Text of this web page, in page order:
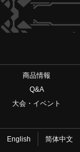
商品情報
Q&A
大会・イベント
English 简体中文